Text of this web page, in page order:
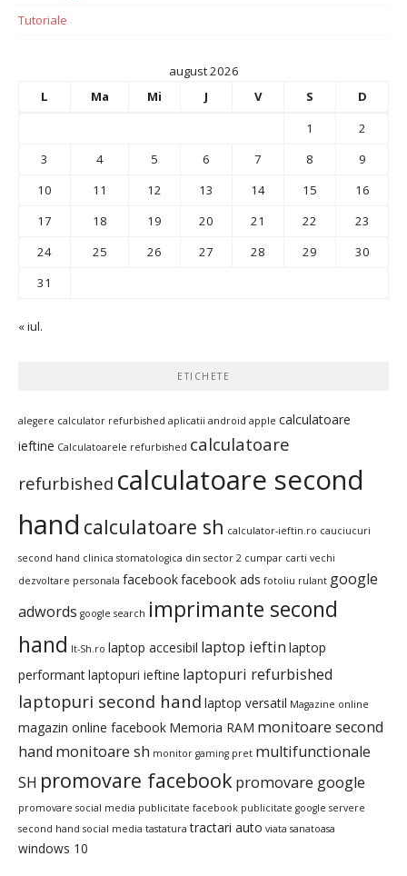
Tutoriale
august 2026
L
Ma Mi J V S
D
1
2
3
4 5 6 7 8
9
10
11 12 13 14 15
16
17
18 19 20 21 22
23
24
25 26 27 28 29
30
31
« iul.
ETICHETE
alegere calculator refurbished aplicatii android apple calculatoare
ieftine Calculatoarele refurbished calculatoare
refurbished calculatoare second
hand calculatoare sh calculator-ieftin.ro cauciucuri
second hand clinica stomatologica din sector 2 cumpar carti vechi
dezvoltare personala facebookfacebook ads fotoliu rulant google
adwords google search imprimante second
hand It-Sh.ro laptop accesibil laptop ieftin laptop
performantlaptopuri ieftine laptopuri refurbished
laptopuri second hand laptop versatil Magazine online
magazin online facebook Memoria RAM monitoare second
hand monitoare sh monitor gaming pret multifunctionale
SH promovare facebookpromovare google
promovare social media publicitate facebook publicitate google servere
second hand social media tastatura tractari auto viata sanatoasa
windows 10